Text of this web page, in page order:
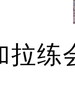
拉练